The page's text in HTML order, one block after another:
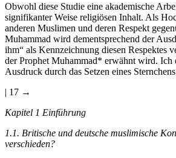
Obwohl diese Studie eine akademische
signifikanter Weise religiösen Inhalt. Als
anderen Muslimen und deren Respekt
Muhammad wird dementsprechend der
ihm“ als Kennzeichnung diesen Respektes
der Prophet Muhammad* erwähnt wird. Ich
Ausdruck durch das Setzen eines
| 17 →
Kapitel 1 Einführung
1.1. Britische und deutsche muslimische
verschieden?